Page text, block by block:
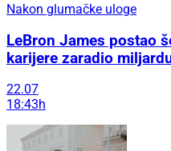
Nakon glumačke uloge
LeBron James postao
karijere zaradio
22.07
18:43h